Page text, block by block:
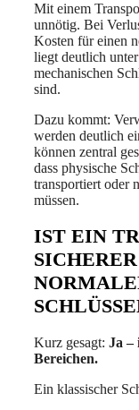
Mit einem
unnötig. Bei
Kosten für einen
liegt deutlich
mechanischen
sind.
Dazu kommt:
werden deutlich
können zentral
dass physische
transportiert oder
müssen.
IST EIN
Kurz gesagt: Ja –
Bereichen.
Ein klassischer